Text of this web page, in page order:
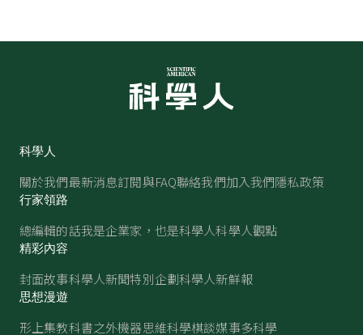
科學人
關於我們最新消息訂閱與FAQ聯絡我們加入我們隱私政策
行家領路
總編輯的話我是企業家，也是科學人科學人觀點
精彩內容
封面故事科學人新聞特別企劃科學人新鮮報
思想漫遊
形上集教科書之外機器思維科學棋談媒事多科學